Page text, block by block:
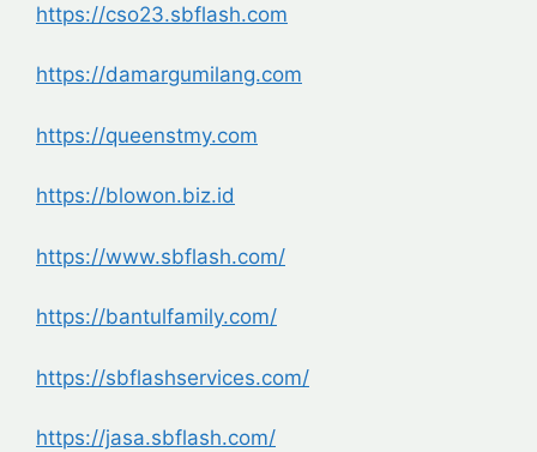
https://cso23.sbflash.com
https://damargumilang.com
https://queenstmy.com
https://blowon.biz.id
https://www.sbflash.com/
https://bantulfamily.com/
https://sbflashservices.com/
https://jasa.sbflash.com/